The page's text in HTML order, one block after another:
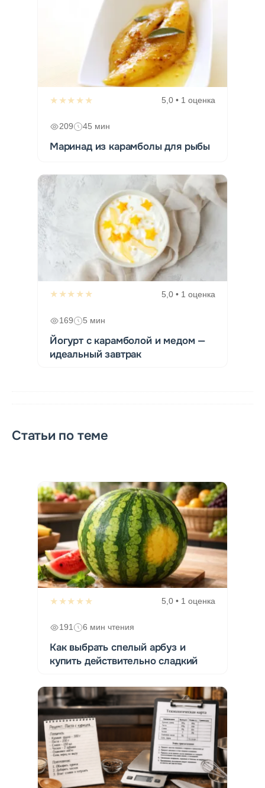
★★★★★ 5,0 • 1 оценка
209 45 мин
Маринад из карамболы для рыбы
★★★★★ 5,0 • 1 оценка
169 5 мин
Йогурт с карамболой и медом —
идеальный завтрак
Статьи по теме
★★★★★ 5,0 • 1 оценка
191 6 мин чтения
Как выбрать спелый арбуз и
купить действительно сладкий